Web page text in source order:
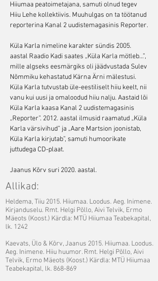
Hiiumaa peatoimetajana, samuti olnud tegev
Hiiu Lehe kollektiivis. Muuhulgas on ta töötanud
reporterina Kanal 2 uudistemagasinis Reporter.
Küla Karla nimeline karakter sündis 2005.
aastal Raadio Kadi saates „Küla Karla mötleb...”,
mille algseks eesmärgiks oli jäädvustada Sulev
Nõmmiku kehastatud Kärna Ärni mälestusi.
Küla Karla tutvustab üle-eestiliselt hiiu keelt, nii
vanu kui uusi ja omaloodud hiiu nalju. Aastaid lõi
Küla Karla kaasa Kanal 2 uudistemagasinis
„Reporter”. 2012. aastal ilmusid raamatud „Küla
Karla värsivihud” ja „Aare Martsion joonistab,
Küla Karla kirjutab”, samuti humoorikate
juttudega CD-plaat.
Jaanus Kõrv suri 2020. aastal.
Allikad:
Heldema, Tiiu 2015. Hiiumaa. Loodus. Aeg. Inimene.
Kirjanduselu. Rmt. Helgi Põllo, Aivi Telvik, Ermo
Mäeots (Koost.) Kärdla: MTÜ Hiiumaa Teabekapital,
lk. 1242
Kaevats, Ülo & Kõrv, Jaanus 2015. Hiiumaa. Loodus.
Aeg. Inimene. Hiiu huumor. Rmt. Helgi Põllo, Aivi
Telvik, Ermo Mäeots (Koost.) Kärdla: MTÜ Hiiumaa
Teabekapital, lk. 868-869